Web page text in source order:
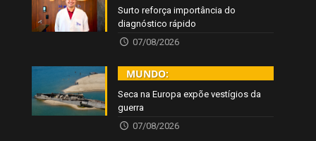
Surto reforça importância do
diagnóstico rápido
07/08/2026
MUNDO:
Seca na Europa expõe vestígios da
guerra
07/08/2026